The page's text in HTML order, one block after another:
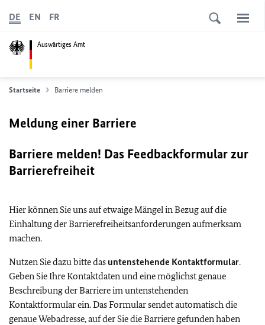
Auswärtiges Amt
DE EN FR
Startseite Barriere melden
Meldung einer Barriere
Barriere melden! Das Feedbackformular zur
Barrierefreiheit
Hier können Sie uns auf etwaige Mängel in Bezug auf die
Einhaltung der Barrierefreiheitsanforderungen aufmerksam
machen.
Nutzen Sie dazu bitte das untenstehende Kontaktformular.
Geben Sie Ihre Kontaktdaten und eine möglichst genaue
Beschreibung der Barriere im untenstehenden
Kontaktformular ein. Das Formular sendet automatisch die
genaue Webadresse, auf der Sie die Barriere gefunden haben